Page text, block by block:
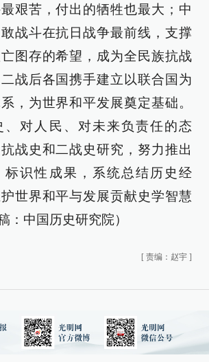
艰苦，付出的牺牲也最大；中
战斗在抗日战争最前线，支撑
图存的希望，成为全民族抗战
战后各国携手建立以联合国为
，为世界和平发展奠定基础。
、对人民、对未来负责任的态
战史和二战史研究，努力推出
标识性成果，系统总结历史经
世界和平与发展贡献史学智慧
：中国历史研究院）
[ 责编：赵宇 ]